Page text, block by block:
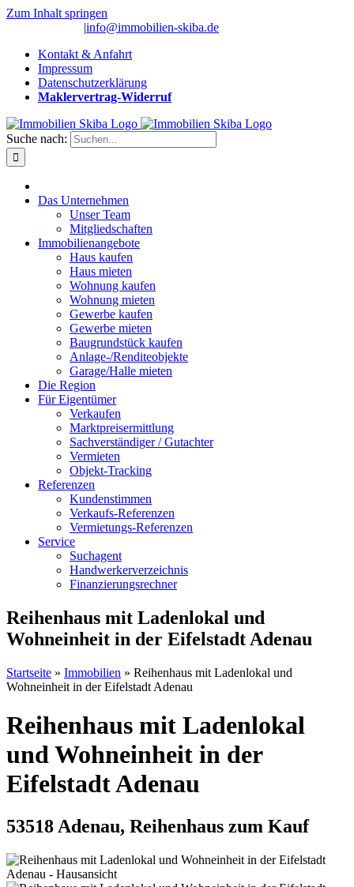
Zum Inhalt springen
|info@immobilien-skiba.de
Kontakt & Anfahrt
Impressum
Datenschutzerklärung
Maklervertrag-Widerruf
Suche nach:
Das Unternehmen
Unser Team
Mitgliedschaften
Immobilienangebote
Haus kaufen
Haus mieten
Wohnung kaufen
Wohnung mieten
Gewerbe kaufen
Gewerbe mieten
Baugrundstück kaufen
Anlage-/Renditeobjekte
Garage/Halle mieten
Die Region
Für Eigentümer
Verkaufen
Marktpreisermittlung
Sachverständiger / Gutachter
Vermieten
Objekt-Tracking
Referenzen
Kundenstimmen
Verkaufs-Referenzen
Vermietungs-Referenzen
Service
Suchagent
Handwerkerverzeichnis
Finanzierungsrechner
Reihenhaus mit Ladenlokal und
Wohneinheit in der Eifelstadt Adenau
Startseite » Immobilien » Reihenhaus mit Ladenlokal und
Wohneinheit in der Eifelstadt Adenau
Reihenhaus mit Ladenlokal
und Wohneinheit in der
Eifelstadt Adenau
53518 Adenau, Reihenhaus zum Kauf